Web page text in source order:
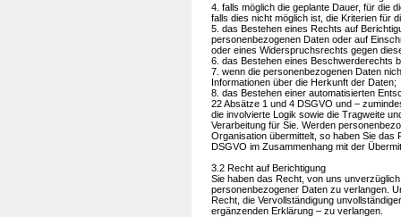
4. falls möglich die geplante Dauer, für die
falls dies nicht möglich ist, die Kriterien für
5. das Bestehen eines Rechts auf
personenbezogenen Daten oder auf
oder eines Widerspruchsrechts gegen
6. das Bestehen eines Beschwerderechts
7. wenn die personenbezogenen Daten
Informationen über die Herkunft der Daten;
8. das Bestehen einer automatisierten
22 Absätze 1 und 4 DSGVO und –
die involvierte Logik sowie die Tragweite
Verarbeitung für Sie. Werden
Organisation übermittelt, so haben Sie das
DSGVO im Zusammenhang mit der
3.2 Recht auf Berichtigung
Sie haben das Recht, von uns
personenbezogener Daten zu verlangen.
Recht, die Vervollständigung
ergänzenden Erklärung – zu verlangen.